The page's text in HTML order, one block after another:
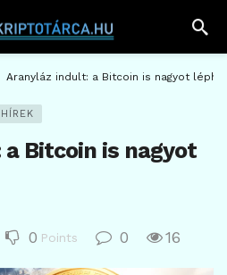
Aranyláz indult: a Bitcoin is nagyot
Bitcoin is nagyot
0 Points 0 16